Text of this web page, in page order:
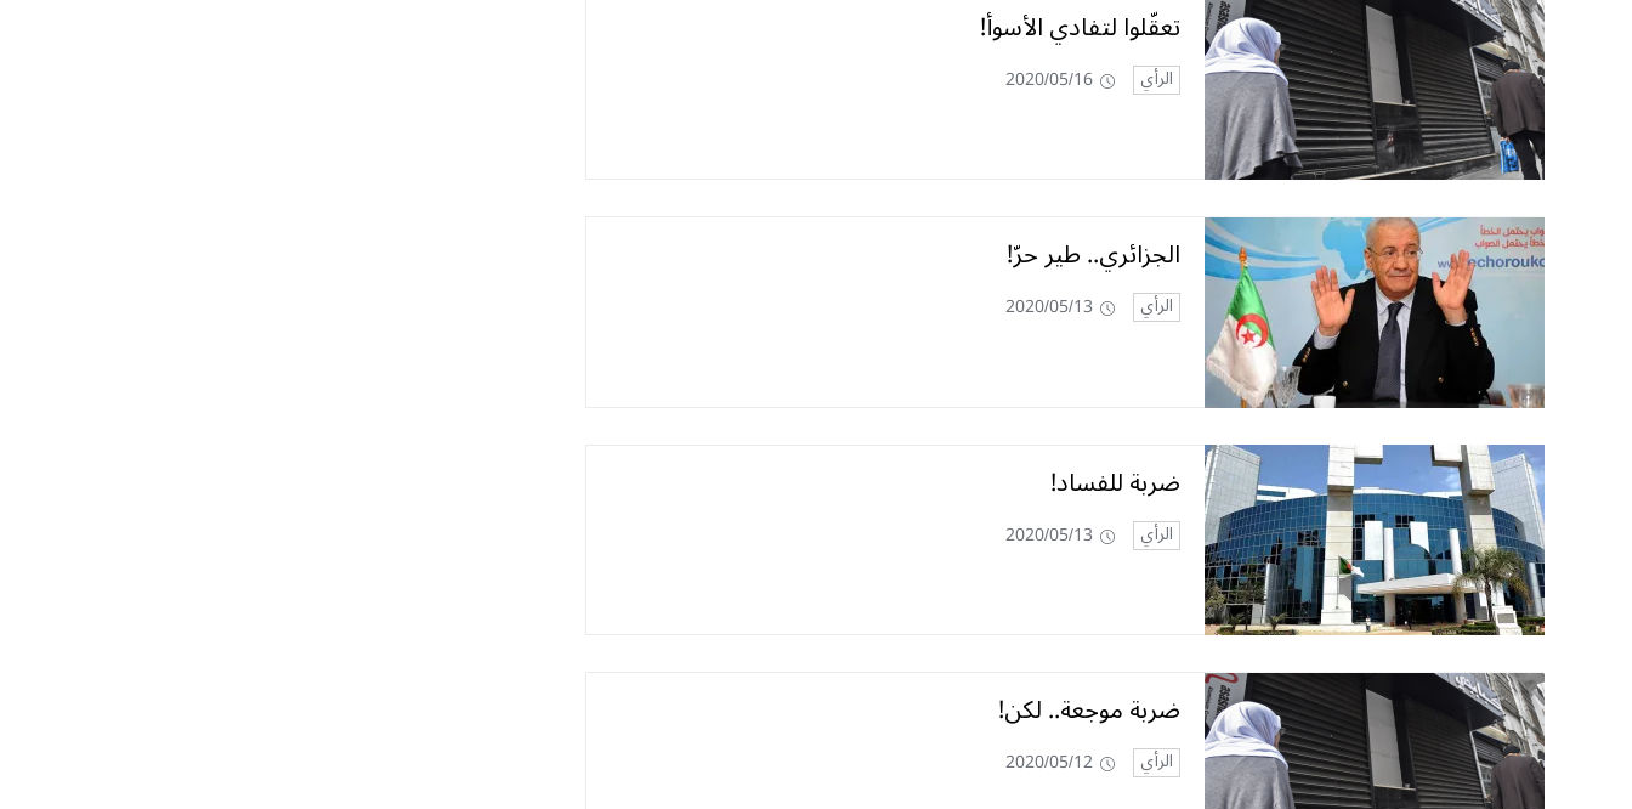
تعقّلوا لتفادي الأسوأ!
الرأي 2020/05/16
الجزائري.. طير حرّ!
الرأي 2020/05/13
ضربة للفساد!
الرأي 2020/05/13
ضربة موجعة.. لكن!
الرأي 2020/05/12